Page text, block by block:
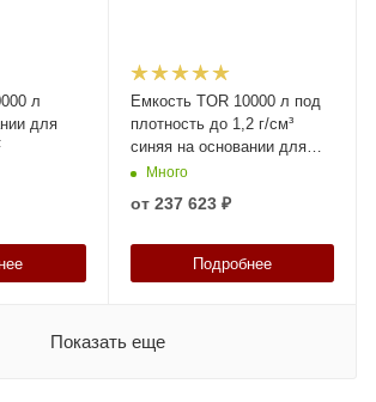
л
для
Емкость TOR 10000 л под
плотность до 1,2 г/см³
синяя на основании для
полного слива F
Много
от 237 623 ₽
Подробнее
Показать еще